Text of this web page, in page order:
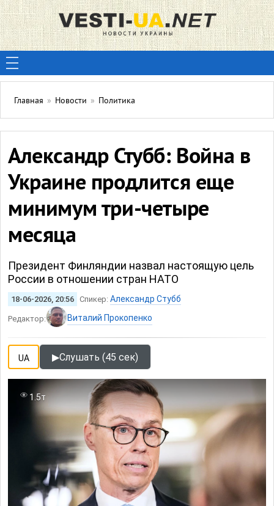
Главная » Новости » Политика
Александр Стубб: Война в
Украине продлится еще
минимум три-четыре
месяца
Президент Финляндии назвал настоящую цель
России в отношении стран НАТО
18-06-2026, 20:56 Спикер: Александр Стубб
Редактор: Виталий Прокопенко
UA ▶Слушать (45 сек)
1.5т